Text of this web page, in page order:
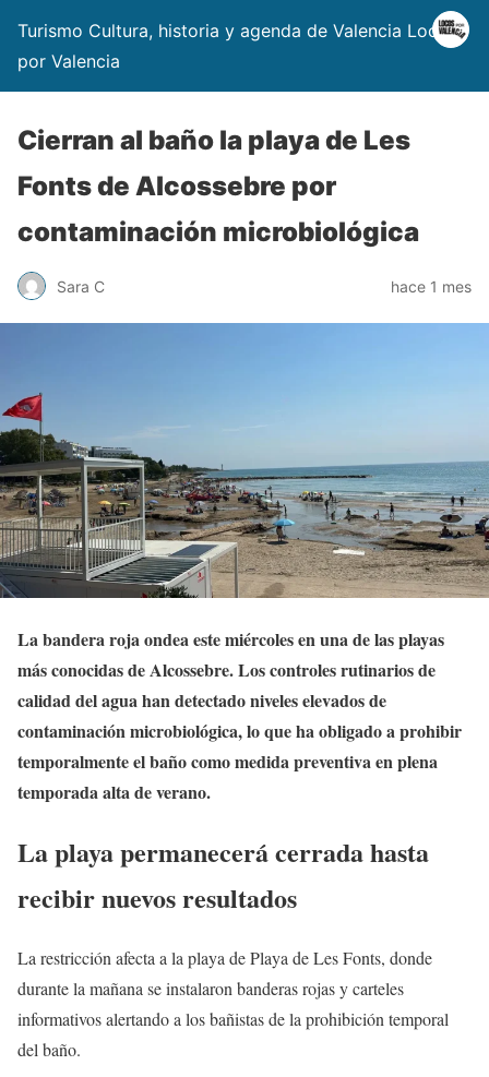
Turismo Cultura, historia y agenda de Valencia Locos
por Valencia
Cierran al baño la playa de Les
Fonts de Alcossebre por
contaminación microbiológica
Sara C hace 1 mes
La bandera roja ondea este miércoles en una de las playas
más conocidas de Alcossebre. Los controles rutinarios de
calidad del agua han detectado niveles elevados de
contaminación microbiológica, lo que ha obligado a prohibir
temporalmente el baño como medida preventiva en plena
temporada alta de verano.
La playa permanecerá cerrada hasta
recibir nuevos resultados
La restricción afecta a la playa de Playa de Les Fonts, donde
durante la mañana se instalaron banderas rojas y carteles
informativos alertando a los bañistas de la prohibición temporal
del baño.